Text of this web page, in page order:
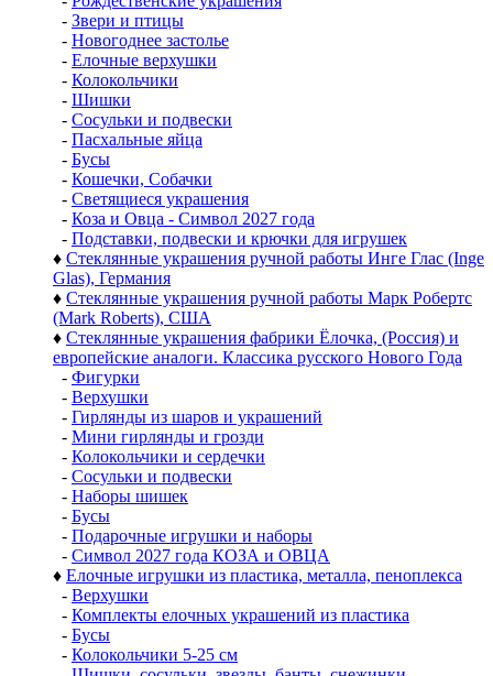
- Звери и птицы
- Новогоднее застолье
- Елочные верхушки
- Колокольчики
- Шишки
- Сосульки и подвески
- Пасхальные яйца
- Бусы
- Кошечки, Собачки
- Светящиеся украшения
- Коза и Овца - Символ 2027 года
- Подставки, подвески и крючки для игрушек
♦ Стеклянные украшения ручной работы Инге Глас (Inge
Glas), Германия
♦ Стеклянные украшения ручной работы Марк Робертс
(Mark Roberts), США
♦ Стеклянные украшения фабрики Ёлочка, (Россия) и
европейские аналоги. Классика русского Нового Года
- Фигурки
- Верхушки
- Гирлянды из шаров и украшений
- Мини гирлянды и грозди
- Колокольчики и сердечки
- Сосульки и подвески
- Наборы шишек
- Бусы
- Подарочные игрушки и наборы
- Символ 2027 года КОЗА и ОВЦА
♦ Елочные игрушки из пластика, металла, пеноплекса
- Верхушки
- Комплекты елочных украшений из пластика
- Бусы
- Колокольчики 5-25 см